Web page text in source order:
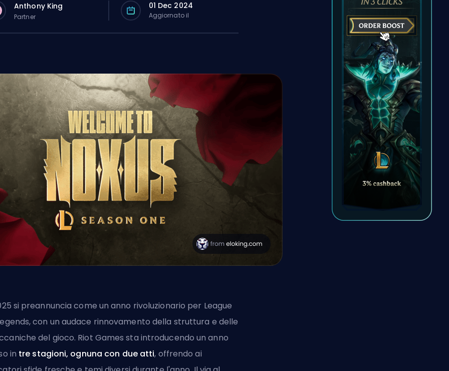
Anthony King
Partner
01 Dec 2024
Aggiornato il
si preannuncia come un anno rivoluzionario per League
con un audace rinnovamento della struttura e delle
del gioco. Riot Games sta introducendo un anno
in tre stagioni, ognuna con due atti, offrendo ai